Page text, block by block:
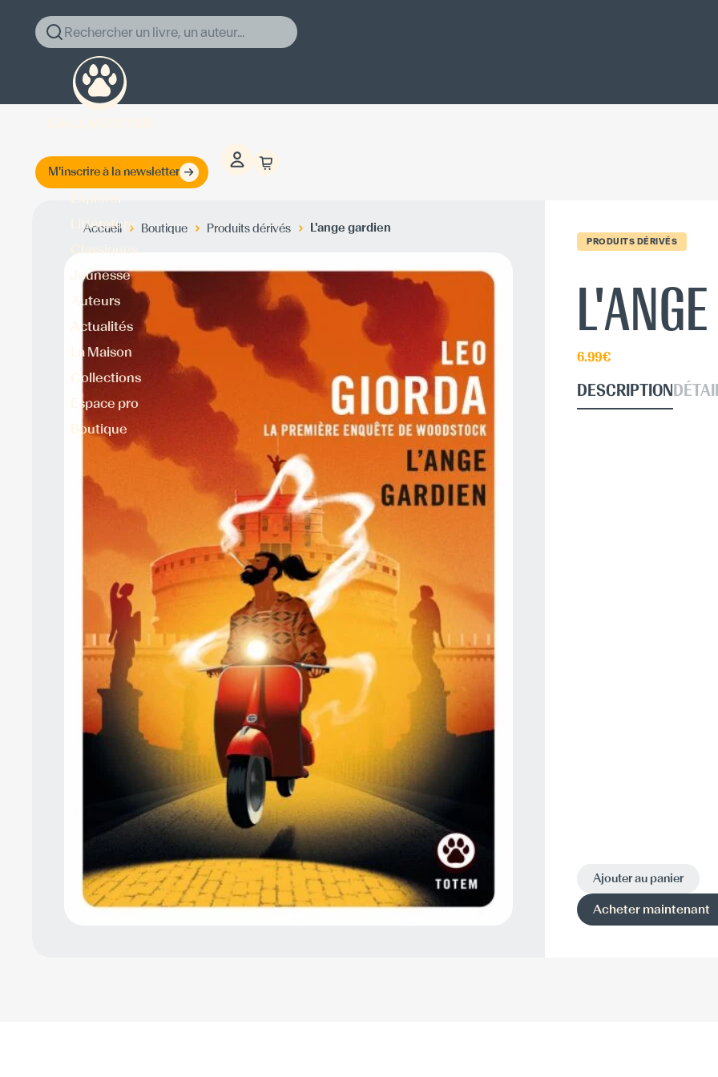
Rechercher un livre, un auteur...
M'inscrire à la newsletter
Littérature
Jeunesse
Auteurs
Actualités
La Maison
Collections
Espace pro
Boutique
Accueil Boutique Produits dérivés L'ange gardien
PRODUITS DÉRIVÉS
6.99€
DESCRIPTION
Ajouter au panier
Acheter maintenant